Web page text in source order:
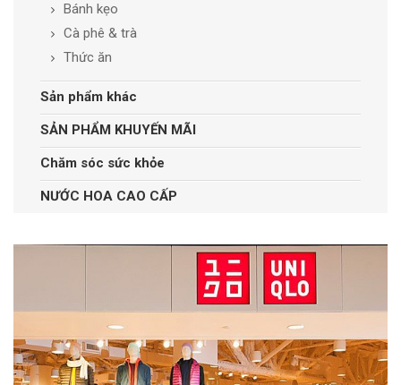
Bánh kẹo
Cà phê & trà
Thức ăn
Sản phẩm khác
SẢN PHẨM KHUYẾN MÃI
Chăm sóc sức khỏe
NƯỚC HOA CAO CẤP